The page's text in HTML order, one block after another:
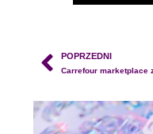
POPRZEDNI